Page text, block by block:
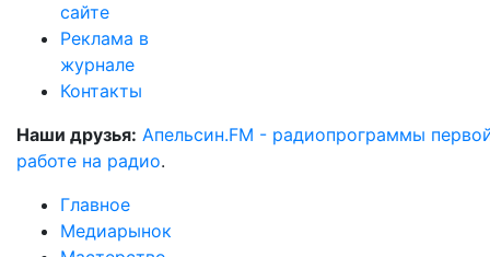
сайте
Реклама в
журнале
Контакты
Наши друзья: Апельсин.FM - радиопрограммы
работе на радио.
Главное
Медиарынок